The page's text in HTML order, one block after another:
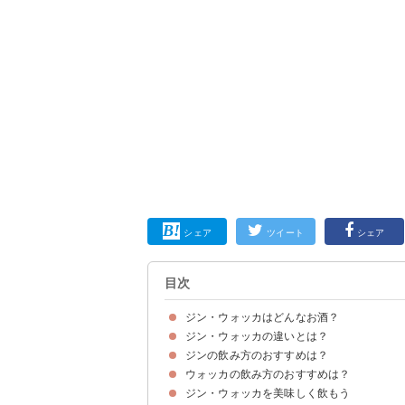
シェア ツイート シェア
目次
ジン・ウォッカはどんなお酒？
4大スピリッツと言われる蒸留酒
ジン・ウォッカの違いとは？
①原料に大差はない
②度数
③味・風味
④製造方法・工程
ジンの飲み方のおすすめは？
①ホット・ジン・スリング
②ジントニック
③オレンジブロッサム
④ジンライム
ウォッカの飲み方のおすすめは？
①モスコミュール
②ソルティドッグ
③ブラッディ・マリー
④スカイボール
ジン・ウォッカを美味しく飲もう